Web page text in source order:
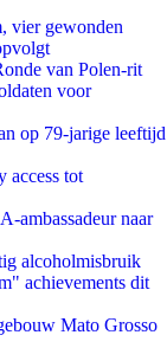
vier gewonden
van Polen-rit
voor
op 79-jarige leeftijd
access tot
ambassadeur naar
alcoholmisbruik
achievements dit
Mato Grosso